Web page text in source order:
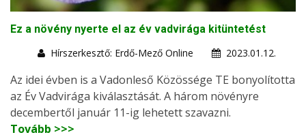
Ez a növény nyerte el az év vadvirága kitüntetést
Hírszerkesztő: Erdő-Mező Online
2023.01.12.
Az idei évben is a Vadonleső Közössége TE bonyolította
az Év Vadvirága kiválasztását. A három növényre
decembertől január 11-ig lehetett szavazni.
Tovább >>>